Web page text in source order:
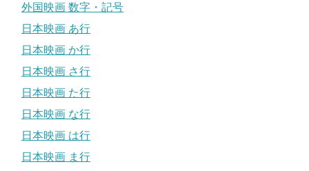
外国映画 数字・記号
日本映画 あ行
日本映画 か行
日本映画 さ行
日本映画 た行
日本映画 な行
日本映画 は行
日本映画 ま行